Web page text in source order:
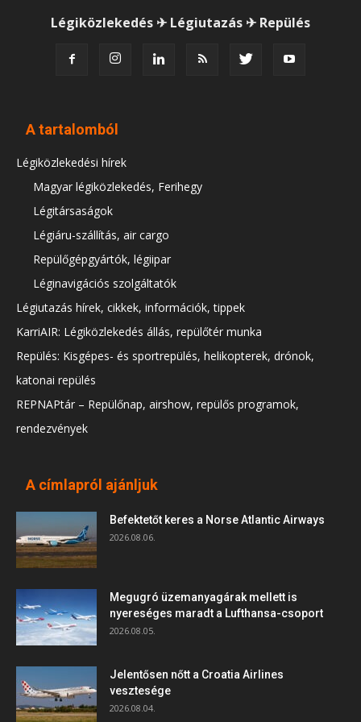
Légiközlekedés ✈ Légiutazás ✈ Repülés
A tartalomból
Légiközlekedési hírek
Magyar légiközlekedés, Ferihegy
Légitársaságok
Légiáru-szállítás, air cargo
Repülőgépgyártók, légiipar
Léginavigációs szolgáltatók
Légiutazás hírek, cikkek, információk, tippek
KarriAIR: Légiközlekedés állás, repülőtér munka
Repülés: Kisgépes- és sportrepülés, helikopterek, drónok,
katonai repülés
REPNAPtár – Repülőnap, airshow, repülős programok,
rendezvények
A címlapról ajánljuk
Befektetőt keres a Norse Atlantic Airways
2026.08.06.
Megugró üzemanyagárak mellett is
nyereséges maradt a Lufthansa-csoport
2026.08.05.
Jelentősen nőtt a Croatia Airlines
vesztesége
2026.08.04.